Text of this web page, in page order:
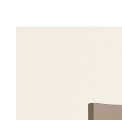
Ostoskori